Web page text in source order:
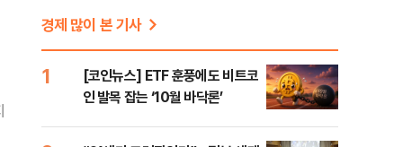
경제 많이 본 기사
1
[코인뉴스] ETF 훈풍에도 비트코
인 발목 잡는 ‘10월 바닥론’